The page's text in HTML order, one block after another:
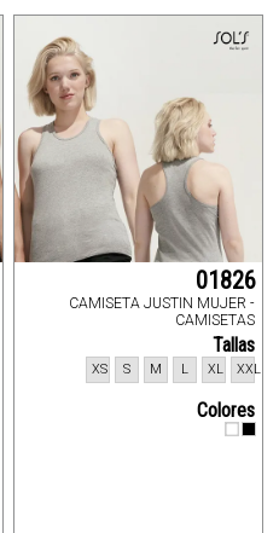
01826
CAMISETA JUSTIN MUJER -
CAMISETAS
Tallas
XXL
XL
L
M
S
XS
Colores